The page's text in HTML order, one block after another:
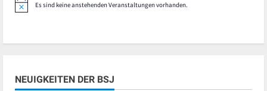
HinweisEs sind keine anstehenden Veranstaltungen vorhanden.
NEUIGKEITEN DER BSJ